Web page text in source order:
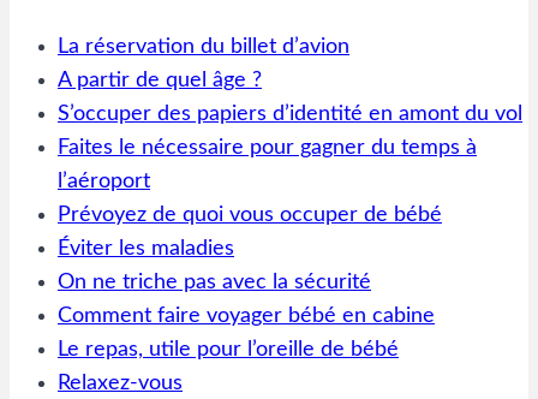
La réservation du billet d’avion
A partir de quel âge ?
S’occuper des papiers d’identité en amont du vol
Faites le nécessaire pour gagner du temps à
l’aéroport
Prévoyez de quoi vous occuper de bébé
Éviter les maladies
On ne triche pas avec la sécurité
Comment faire voyager bébé en cabine
Le repas, utile pour l’oreille de bébé
Relaxez-vous